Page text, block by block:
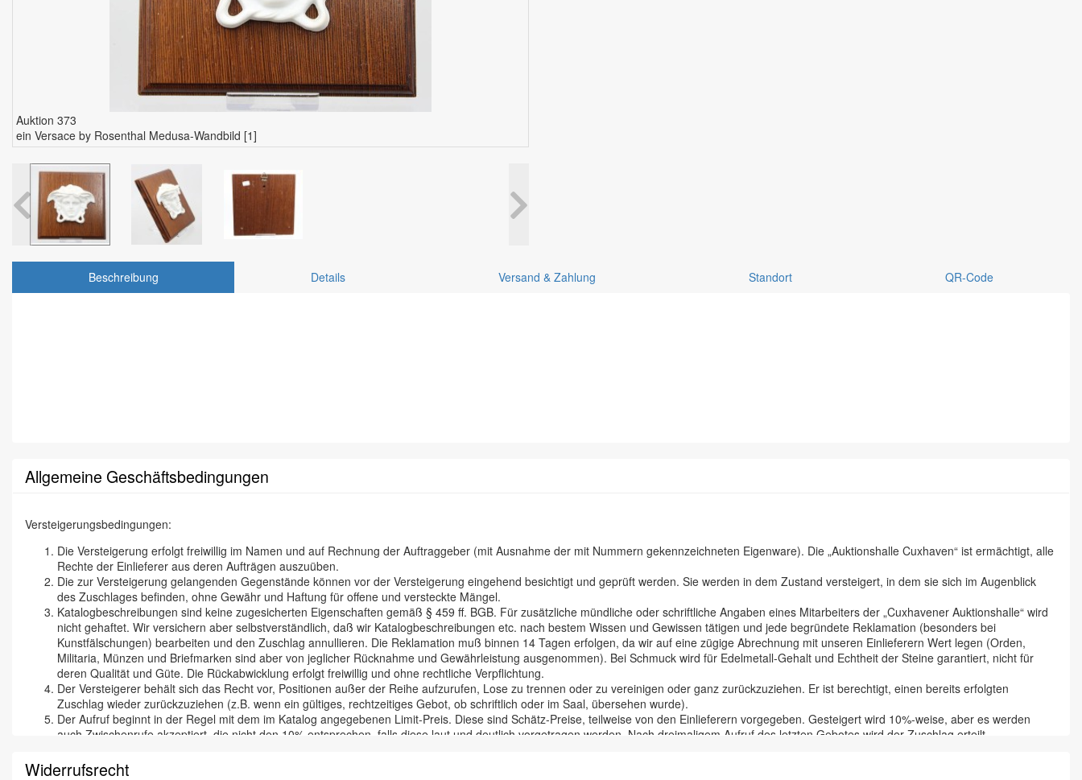
Auktion 373
ein Versace by Rosenthal Medusa-Wandbild [1]
Beschreibung Details Versand & Zahlung Standort QR-Code
Allgemeine Geschäftsbedingungen
Versteigerungsbedingungen:
Die Versteigerung erfolgt freiwillig im Namen und auf Rechnung der Auftraggeber (mit Ausnahme der mit Nummern gekennzeichneten Eigenware). Die „Auktionshalle Cuxhaven“ ist ermächtigt, alle
Rechte der Einlieferer aus deren Aufträgen auszuüben.
Die zur Versteigerung gelangenden Gegenstände können vor der Versteigerung eingehend besichtigt und geprüft werden. Sie werden in dem Zustand versteigert, in dem sie sich im Augenblick
des Zuschlages befinden, ohne Gewähr und Haftung für offene und versteckte Mängel.
Katalogbeschreibungen sind keine zugesicherten Eigenschaften gemäß § 459 ff. BGB. Für zusätzliche mündliche oder schriftliche Angaben eines Mitarbeiters der „Cuxhavener Auktionshalle“ wird
nicht gehaftet. Wir versichern aber selbstverständlich, daß wir Katalogbeschreibungen etc. nach bestem Wissen und Gewissen tätigen und jede begründete Reklamation (besonders bei
Kunstfälschungen) bearbeiten und den Zuschlag annullieren. Die Reklamation muß binnen 14 Tagen erfolgen, da wir auf eine zügige Abrechnung mit unseren Einlieferern Wert legen (Orden,
Militaria, Münzen und Briefmarken sind aber von jeglicher Rücknahme und Gewährleistung ausgenommen). Bei Schmuck wird für Edelmetall-Gehalt und Echtheit der Steine garantiert, nicht für
deren Qualität und Güte. Die Rückabwicklung erfolgt freiwillig und ohne rechtliche Verpflichtung.
Der Versteigerer behält sich das Recht vor, Positionen außer der Reihe aufzurufen, Lose zu trennen oder zu vereinigen oder ganz zurückzuziehen. Er ist berechtigt, einen bereits erfolgten
Zuschlag wieder zurückzuziehen (z.B. wenn ein gültiges, rechtzeitiges Gebot, ob schriftlich oder im Saal, übersehen wurde).
Der Aufruf beginnt in der Regel mit dem im Katalog angegebenen Limit-Preis. Diese sind Schätz-Preise, teilweise von den Einlieferern vorgegeben. Gesteigert wird 10%-weise, aber es werden
auch Zwischenrufe akzeptiert, die nicht den 10% entsprechen, falls diese laut und deutlich vorgetragen werden. Nach dreimaligem Aufruf des letzten Gebotes wird der Zuschlag erteilt.
Zuschlag verpflichtet zur Abnahme und zur sofortigen Bezahlung in Euro.
Widerrufsrecht